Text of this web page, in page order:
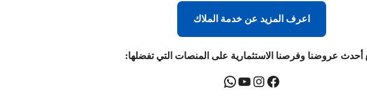
اعرف المزيد عن خدمة الملاك
أحدث عروضنا وفرصنا الاستثمارية على المنصات التي تفضلها: